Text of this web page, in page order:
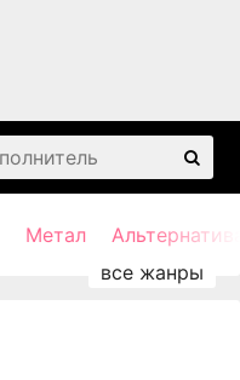
Метал